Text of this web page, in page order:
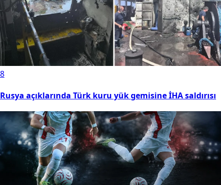
8
Rusya açıklarında Türk kuru yük gemisine İHA saldırısı